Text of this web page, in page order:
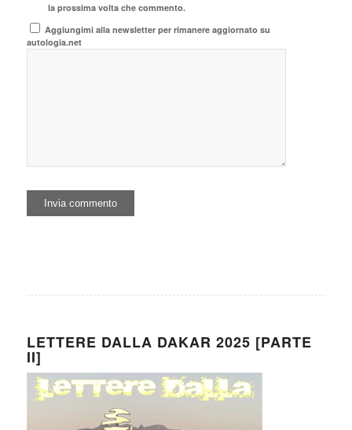
la prossima volta che commento.
Aggiungimi alla newsletter per rimanere aggiornato su
autologia.net
LETTERE DALLA DAKAR 2025 [PARTE
II]